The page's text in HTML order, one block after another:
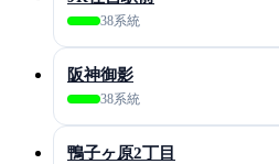
38系統
阪神御影
38系統
鴨子ヶ原2丁目